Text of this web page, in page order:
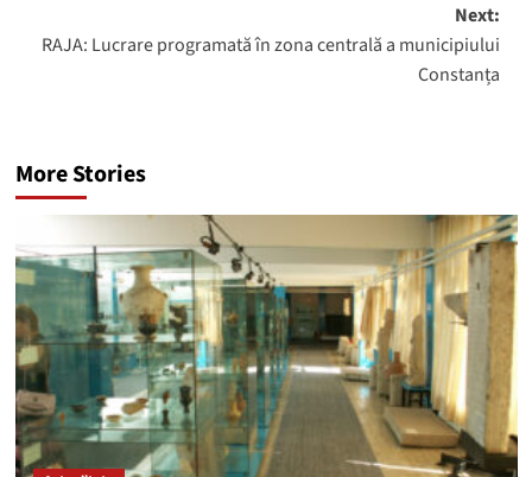
Next:
RAJA: Lucrare programată în zona centrală a municipiului
Constanța
More Stories